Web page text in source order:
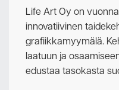
Life Art Oy on
innovatiivinen
grafiikkamyymälä.
laatuun ja
edustaa tasokasta